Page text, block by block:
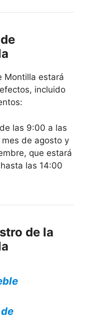
Montilla estará
incluido
las 9:00 a las
de agosto y
que estará
las 14:00
de la